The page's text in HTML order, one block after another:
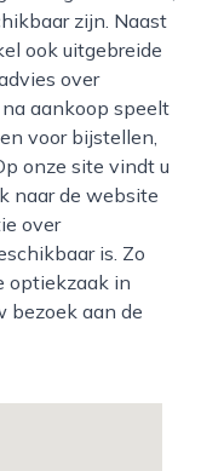
zijn. Naast
ook uitgebreide
over
aankoop speelt
voor bijstellen,
onze site vindt u
naar de website
over
is. Zo
optiekzaak in
bezoek aan de